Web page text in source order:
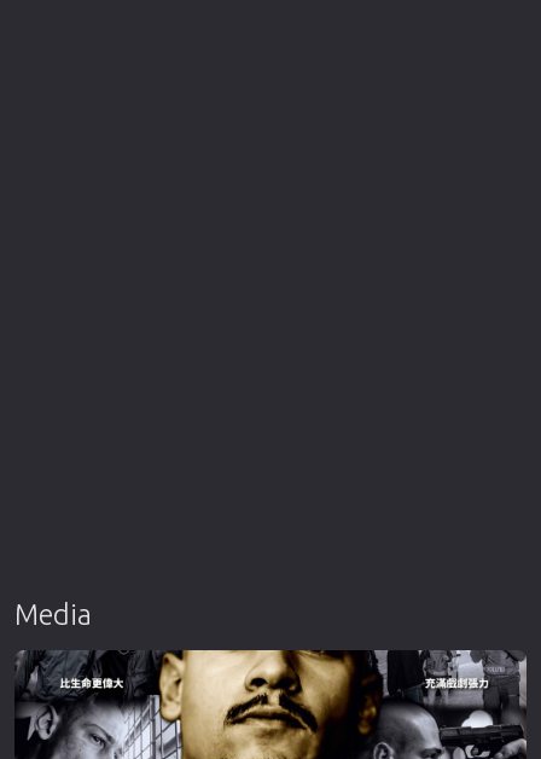
Media